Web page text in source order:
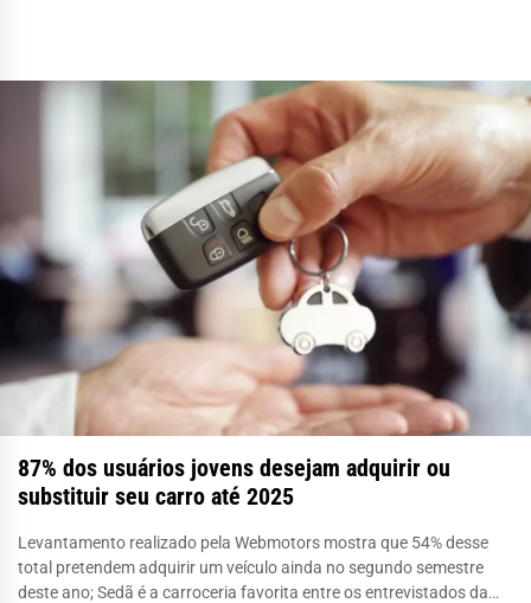
87% dos usuários jovens desejam adquirir ou
substituir seu carro até 2025
Levantamento realizado pela Webmotors mostra que 54% desse
total pretendem adquirir um veículo ainda no segundo semestre
deste ano; Sedã é a carroceria favorita entre os entrevistados da